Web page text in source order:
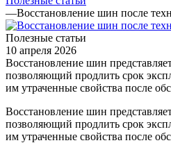
—Восстановление шин после
Полезные статьи
10 апреля 2026
Восстановление шин
позволяющий продлить срок
им утраченные свойства после
Восстановление шин
позволяющий продлить срок
им утраченные свойства после